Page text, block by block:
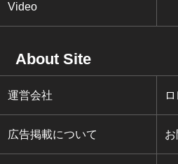
Video
About Site
運営会社
広告掲載について